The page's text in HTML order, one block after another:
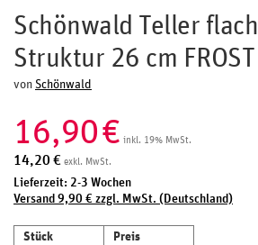
Schönwald Teller
Struktur 26 cm
von Schönwald
16,90€ inkl. 19% MwSt.
14,20€ exkl. MwSt.
Lieferzeit: 2-3 Wochen
Versand 9,90 € zzgl. MwSt. (Deutschland)
Stück
Preis